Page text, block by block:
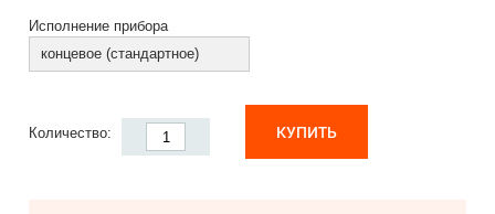
Исполнение прибора
концевое (стандартное)
Количество: КУПИТЬ